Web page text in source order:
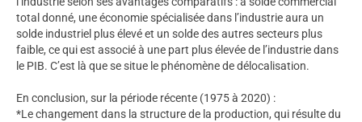
total donné, une économie spécialisée dans l’industrie aura un
solde industriel plus élevé et un solde des autres secteurs plus
faible, ce qui est associé à une part plus élevée de l’industrie dans
le PIB. C’est là que se situe le phénomène de délocalisation.
En conclusion, sur la période récente (1975 à 2020) :
*Le changement dans la structure de la production, qui résulte du